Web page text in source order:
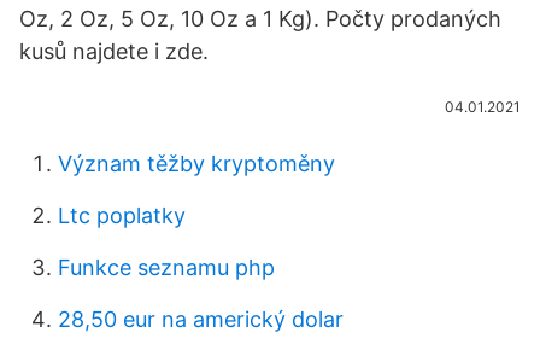
Oz, 2 Oz, 5 Oz, 10 Oz a 1 Kg). Počty prodaných
kusů najdete i zde.
04.01.2021
Význam těžby kryptoměny
Ltc poplatky
Funkce seznamu php
28,50 eur na americký dolar